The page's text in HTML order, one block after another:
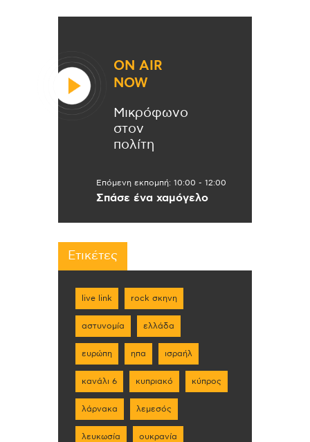
ON AIR
NOW
Μικρόφωνο
στον
πολίτη
Επόμενη εκπομπή: 10:00 - 12:00
Σπάσε ένα χαμόγελο
Ετικέτες
live link rock σκηνη
αστυνομία ελλάδα
ευρώπη ηπα ισραήλ
κανάλι 6 κυπριακό κύπρος
λάρνακα λεμεσός
λευκωσία ουκρανία